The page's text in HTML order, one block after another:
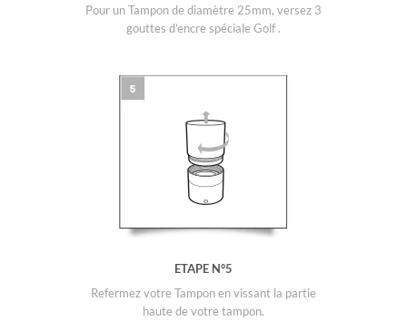
Pour un Tampon de diamètre 25mm, versez 3
gouttes d’encre spéciale Golf .
ETAPE N°5
Refermez votre Tampon en vissant la partie
haute de votre tampon.